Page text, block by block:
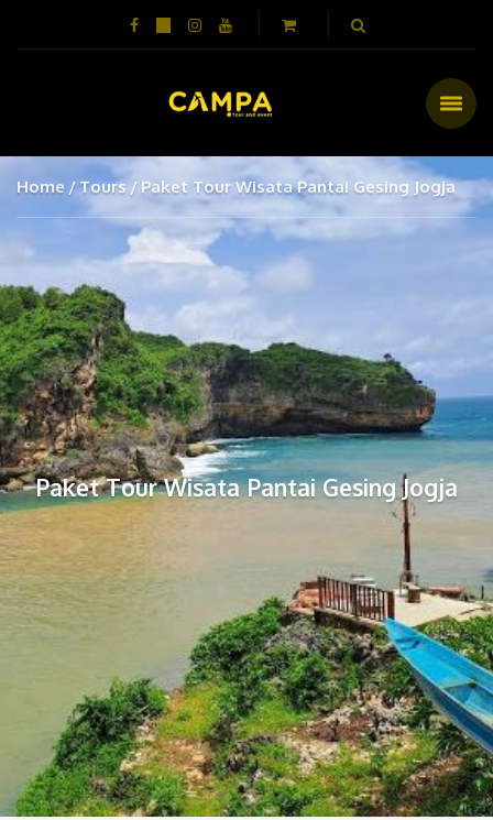
Home Tours Paket Tour Wisata Pantai Gesing Jogja
Paket Tour Wisata Pantai Gesing Jogja